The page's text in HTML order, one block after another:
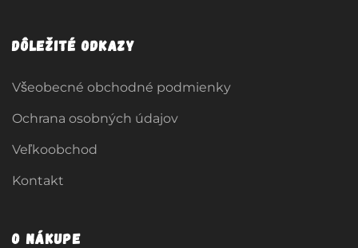
Dôležité odkazy
Všeobecné obchodné podmienky
Ochrana osobných údajov
Veľkoobchod
Kontakt
O nákupe